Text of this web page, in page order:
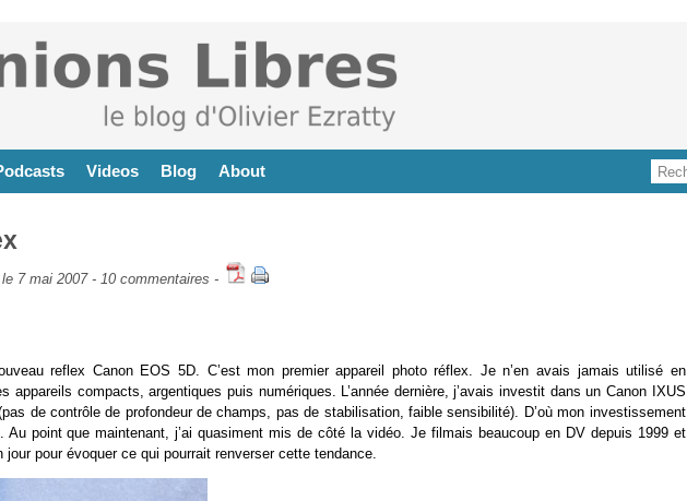
Videos Blog About
7 mai 2007 - 10 commentaires -
reflex Canon EOS 5D. C’est mon premier appareil photo réflex. Je n’en avais jamais utilisé en
appareils compacts, argentiques puis numériques. L’année dernière, j’avais investit dans un Canon IXUS
de contrôle de profondeur de champs, pas de stabilisation, faible sensibilité). D’où mon investissement
point que maintenant, j’ai quasiment mis de côté la vidéo. Je filmais beaucoup en DV depuis 1999 et
pour évoquer ce qui pourrait renverser cette tendance.